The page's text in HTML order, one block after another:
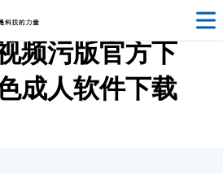
污污,91香蕉视频
频污版官方下
成人软件下载